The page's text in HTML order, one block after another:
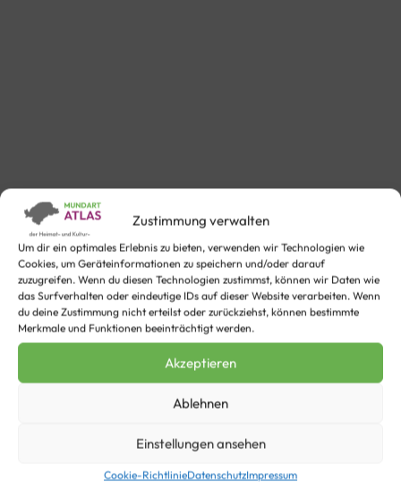
Zustimmung verwalten
Um dir ein optimales Erlebnis zu bieten, verwenden wir Technologien wie
Cookies, um Geräteinformationen zu speichern und/oder darauf
zuzugreifen. Wenn du diesen Technologien zustimmst, können wir Daten wie
das Surfverhalten oder eindeutige IDs auf dieser Website verarbeiten. Wenn
du deine Zustimmung nicht erteilst oder zurückziehst, können bestimmte
Merkmale und Funktionen beeinträchtigt werden.
Akzeptieren
Ablehnen
Einstellungen ansehen
Cookie-RichtlinieDatenschutzImpressum
Wenkmühle ut der Sälfkank
Windmühle aus dem Selfkant
Text Mundart